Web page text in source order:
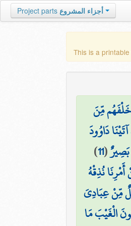
Project parts أجزاء المشروع
This is a
خَلْفَهُم مِّنَ
دَاوُودَ
(
11
)
نُذِقْهُ
مِّنْ عِبَادِيَ
الْغَيْبَ مَا